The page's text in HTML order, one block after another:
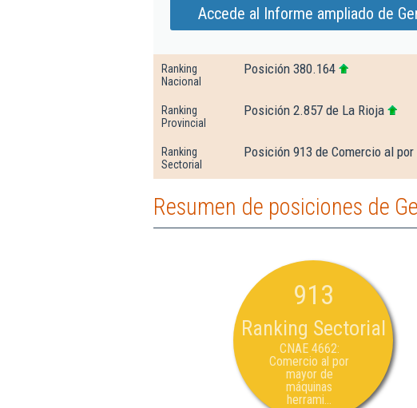
Accede al Informe ampliado de
Ranking
Nacional
Posición 380.164
Ranking
Provincial
Posición 2.857 de La Rioja
Ranking
Sectorial
Posición 913 de Comercio al
Resumen de posiciones de
913
Ranking Sectorial
CNAE 4662:
Comercio al por
mayor de
máquinas
herrami...